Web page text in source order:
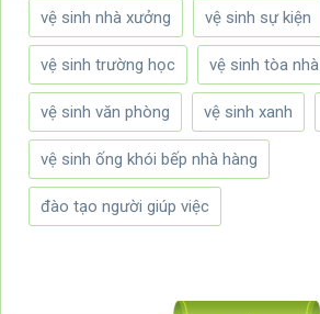
vệ sinh nhà xưởng vệ sinh sự kiện
vệ sinh trường học vệ sinh tòa nhà
vệ sinh văn phòng vệ sinh xanh
vệ sinh ống khói bếp nhà hàng
đào tạo người giúp việc